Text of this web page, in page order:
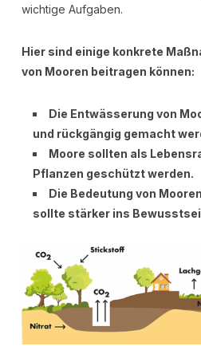
wichtige Aufgaben.
Hier sind einige konkrete
von Mooren beitragen können:
Die Entwässerung von
und rückgängig gemacht
Moore sollten als
Pflanzen geschützt werden.
Die Bedeutung von
sollte stärker ins